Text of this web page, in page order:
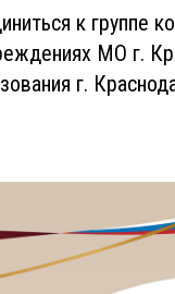
к группе
МО г.
г.